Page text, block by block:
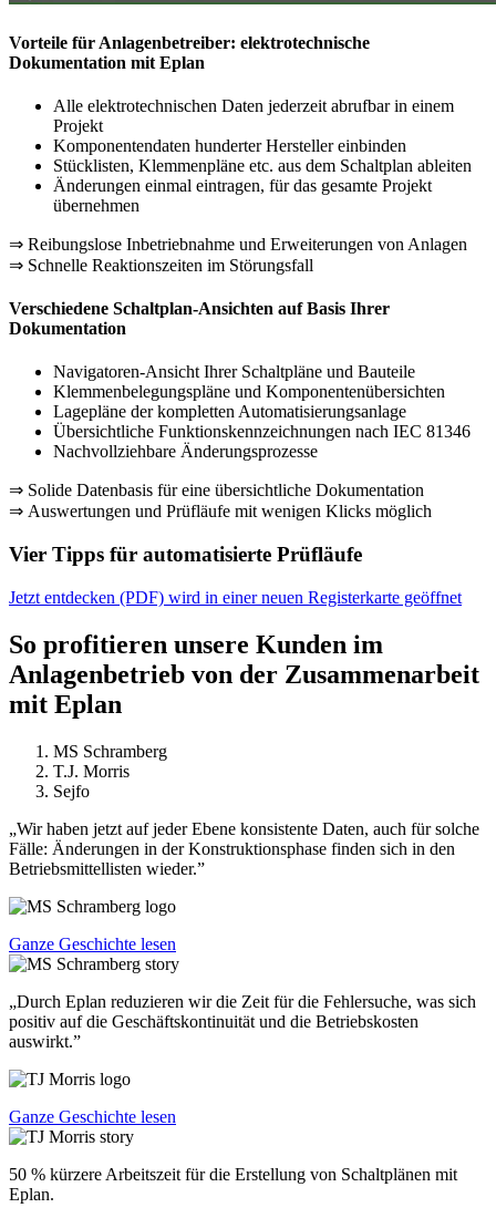
Vorteile für Anlagenbetreiber: elektrotechnische
Dokumentation mit Eplan
Alle elektrotechnischen Daten jederzeit abrufbar in einem
Projekt
Komponentendaten hunderter Hersteller einbinden
Stücklisten, Klemmenpläne etc. aus dem Schaltplan ableiten
Änderungen einmal eintragen, für das gesamte Projekt
übernehmen
⇒ Reibungslose Inbetriebnahme und Erweiterungen von Anlagen
⇒ Schnelle Reaktionszeiten im Störungsfall
Verschiedene Schaltplan-Ansichten auf Basis Ihrer
Dokumentation
Navigatoren-Ansicht Ihrer Schaltpläne und Bauteile
Klemmenbelegungspläne und Komponentenübersichten
Lagepläne der kompletten Automatisierungsanlage
Übersichtliche Funktionskennzeichnungen nach IEC 81346
Nachvollziehbare Änderungsprozesse
⇒ Solide Datenbasis für eine übersichtliche Dokumentation
⇒ Auswertungen und Prüfläufe mit wenigen Klicks möglich
Vier Tipps für automatisierte Prüfläufe
Jetzt entdecken (PDF) wird in einer neuen Registerkarte geöffnet
So profitieren unsere Kunden im
Anlagenbetrieb von der Zusammenarbeit
mit Eplan
MS Schramberg
T.J. Morris
Sejfo
„Wir haben jetzt auf jeder Ebene konsistente Daten, auch für solche
Fälle: Änderungen in der Konstruktionsphase finden sich in den
Betriebsmittellisten wieder.”
Ganze Geschichte lesen
„Durch Eplan reduzieren wir die Zeit für die Fehlersuche, was sich
positiv auf die Geschäftskontinuität und die Betriebskosten
auswirkt.”
Ganze Geschichte lesen
50 % kürzere Arbeitszeit für die Erstellung von Schaltplänen mit
Eplan.